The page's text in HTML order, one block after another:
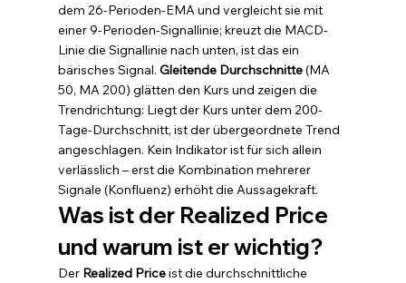
dem 26-Perioden-EMA und vergleicht sie mit
einer 9-Perioden-Signallinie; kreuzt die MACD-
Linie die Signallinie nach unten, ist das ein
bärisches Signal. Gleitende Durchschnitte (MA
50, MA 200) glätten den Kurs und zeigen die
Trendrichtung: Liegt der Kurs unter dem 200-
Tage-Durchschnitt, ist der übergeordnete Trend
angeschlagen. Kein Indikator ist für sich allein
verlässlich – erst die Kombination mehrerer
Signale (Konfluenz) erhöht die Aussagekraft.
Was ist der Realized Price
und warum ist er wichtig?
Der Realized Price ist die durchschnittliche